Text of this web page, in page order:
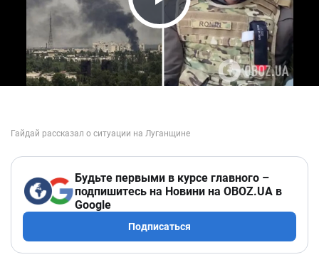
Play Video
Будьте первыми в курсе главного –
подпишитесь на Новини на OBOZ.UA в
Google
Подписаться